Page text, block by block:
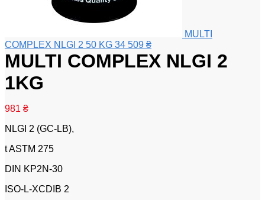
MULTI
COMPLEX NLGI 2 50 KG 34 509 ₴
MULTI COMPLEX NLGI 2
1KG
981 ₴
NLGI 2 (GC-LB),
t ASTM 275
DIN KP2N-30
ISO-L-XCDIB 2